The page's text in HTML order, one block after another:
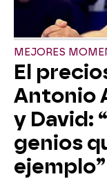
MEJORES
El
Antonio
y David:
genios
ejemplo”